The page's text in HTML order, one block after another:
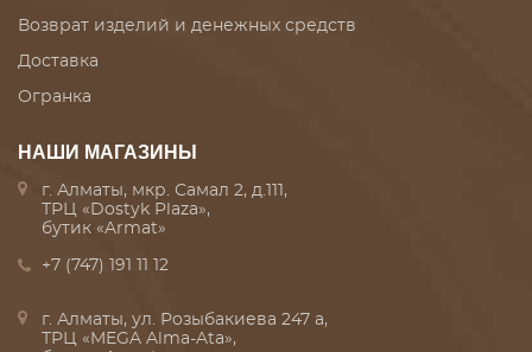
Возврат изделий и денежных средств
Доставка
Огранка
НАШИ МАГАЗИНЫ
г. Алматы, мкр. Самал 2, д.111,
ТРЦ «Dostyk Plaza»,
бутик «Armat»
+7 (747) 191 11 12
г. Алматы, ул. Розыбакиева 247 а,
ТРЦ «MEGA Alma-Ata»,